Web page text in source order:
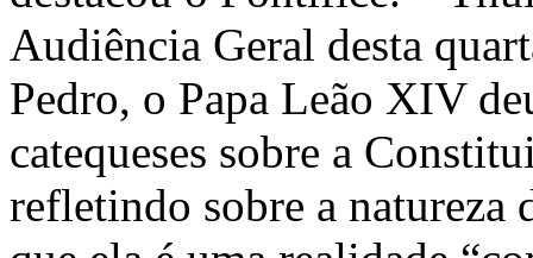
Audiência Geral desta
Pedro, o Papa Leão XIV
catequeses sobre a
refletindo sobre a natureza